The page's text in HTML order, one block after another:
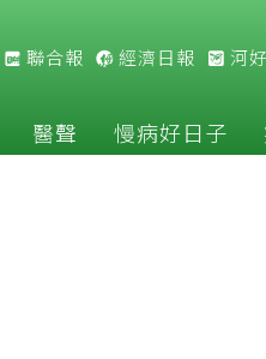
聯合報 經濟日報 河
醫聲 慢病好日子